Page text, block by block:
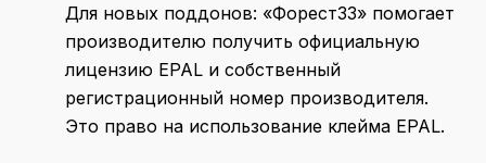
Для новых поддонов: «Форест33» помогает
производителю получить официальную
лицензию EPAL и собственный
регистрационный номер производителя.
Это право на использование клейма EPAL.